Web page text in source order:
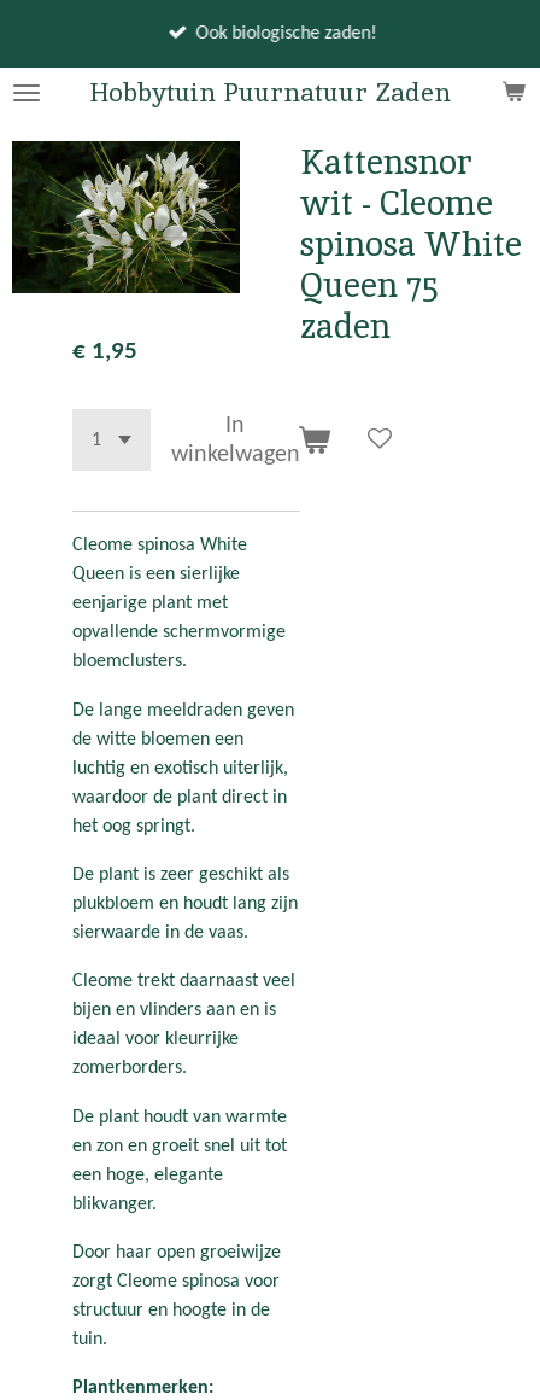
naar
hoofdinhoud
Hobbytuin Puurnatuur Zaden
Ook biologische zaden!
Kattensnor
wit - Cleome
spinosa White
Queen 75
zaden
€ 1,95
In
winkelwagen
Cleome spinosa White
Queen is een sierlijke
eenjarige plant met
opvallende schermvormige
bloemclusters.
De lange meeldraden geven
de witte bloemen een
luchtig en exotisch uiterlijk,
waardoor de plant direct in
het oog springt.
De plant is zeer geschikt als
plukbloem en houdt lang zijn
sierwaarde in de vaas.
Cleome trekt daarnaast veel
bijen en vlinders aan en is
ideaal voor kleurrijke
zomerborders.
De plant houdt van warmte
en zon en groeit snel uit tot
een hoge, elegante
blikvanger.
Door haar open groeiwijze
zorgt Cleome spinosa voor
structuur en hoogte in de
tuin.
Plantkenmerken: